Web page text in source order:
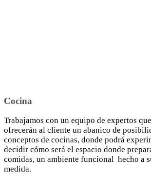
Cocina
Trabajamos con un equipo de expertos que
ofrecerán al cliente un abanico de
conceptos de cocinas, donde podrá
decidir cómo será el espacio donde
comidas, un ambiente funcional hecho a
medida.